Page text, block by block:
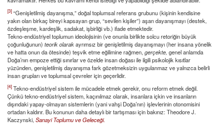
[3] “Genişletilmiş dayanışma,” doğal toplumsal referans grubunu (kişinin kendisine
yakın olan birkaç bireyi kapsayan grup, “sevilen kişiler”) aşan dayanışmayı (destek,
özdeşleşme, kardeşlik, sadakat, işbirliği vb.) ifade etmektedir.
Tekno-endüstriyel toplumun ideolojisinin (ve onunla birlikte solcu retoriğin büyük
çoğunluğunun) teorik olarakayrımsız bir genişletilmiş dayanışmayı (her insana yönelik
ve hatta onun da ötesinde) teşvik etme eğilimine rağmen, gerçekte, genel anlamda
Doğa’nın empoze ettiği sınırlar ve özelde insan doğası ile ilgili psikolojik kısıtlar
yüzünden, genişletilmiş dayanışma fark gözetmeksizin uygulanmaz ve yalnızca belirli
insan grupları ve toplumsal çevreler için geçerlidir.
[4] Tekno-endüstriyel sistem ile mücadele etmek gerekir, onu reform etmek değil.
Çünkü tekno-endüstriyel sistem, kaçınılmaz olarak, insanlara içkin ve insanların
dışındaki yapay-olmayan sistemlerin (yani vahşi Doğa’nın) işlevlerinin otonomisini
ortadan kaldırır. Bu konunun daha detaylı bir tartışması için bakınız: Theodore J.
Kaczynski, Sanayi Toplumu ve Geleceği.